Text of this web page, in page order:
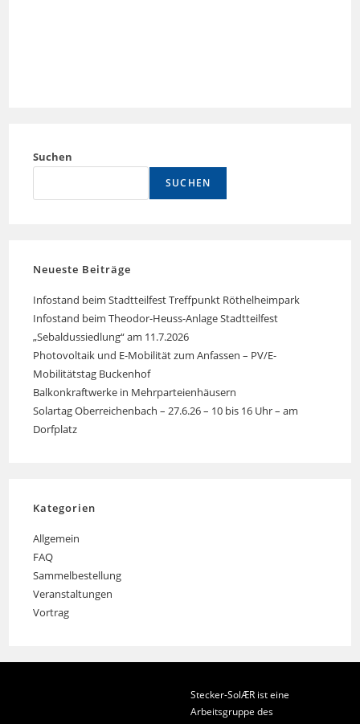
Suchen
SUCHEN
Neueste Beiträge
Infostand beim Stadtteilfest Treffpunkt Röthelheimpark
Infostand beim Theodor-Heuss-Anlage Stadtteilfest
„Sebaldussiedlung“ am 11.7.2026
Photovoltaik und E-Mobilität zum Anfassen – PV/E-
Mobilitätstag Buckenhof
Balkonkraftwerke in Mehrparteienhäusern
Solartag Oberreichenbach – 27.6.26 – 10 bis 16 Uhr – am
Dorfplatz
Kategorien
Allgemein
FAQ
Sammelbestellung
Veranstaltungen
Vortrag
Stecker-SolÆR ist eine
Arbeitsgruppe des